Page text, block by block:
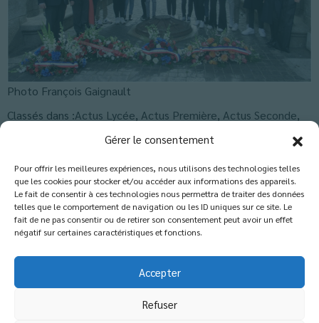
Gérer le consentement
Pour offrir les meilleures expériences, nous utilisons des technologies telles
que les cookies pour stocker et/ou accéder aux informations des appareils.
Le fait de consentir à ces technologies nous permettra de traiter des données
telles que le comportement de navigation ou les ID uniques sur ce site. Le
fait de ne pas consentir ou de retirer son consentement peut avoir un effet
négatif sur certaines caractéristiques et fonctions.
Accepter
Refuser
Photo François Gaignault
Classés dans :Actus Lycée, Actus Première, Actus Seconde,
Les commentaires sont fermés.
© 2026 Copyright - Etablissement catholique